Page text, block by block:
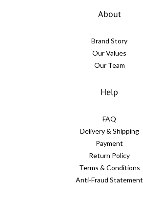
About
Brand Story
Our Values
Our Team
Help
FAQ
Delivery & Shipping
Payment
Return Policy
Terms & Conditions
Anti-Fraud Statement